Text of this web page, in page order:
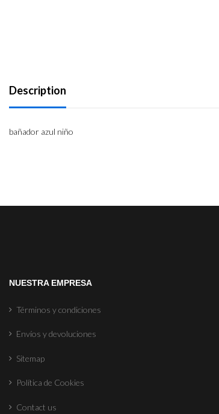
Description
bañador azul niño
NUESTRA EMPRESA
Términos y condiciones
Envíos y devoluciones
Sitemap
Política de Cookies
Contact us